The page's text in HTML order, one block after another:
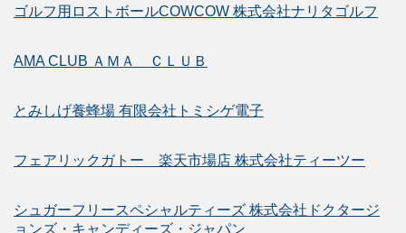
ゴルフ用ロストボールCOWCOW 株式会社ナリタゴルフ
AMA CLUB ＡＭＡ ＣＬＵＢ
とみしげ養蜂場 有限会社トミシゲ電子
フェアリックガトー 楽天市場店 株式会社ティーツー
シュガーフリースペシャルティーズ 株式会社ドクタージ
ョンズ・キャンディーズ・ジャパン